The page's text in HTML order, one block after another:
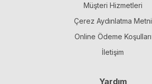
Müşteri Hizmetleri
Çerez Aydınlatma Metni
Online Ödeme Koşulları
İletişim
Yardım